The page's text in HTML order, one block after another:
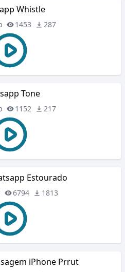
Whistle
1453 287
Tone
1152 217
Estourado
6794 1813
iPhone Prrut